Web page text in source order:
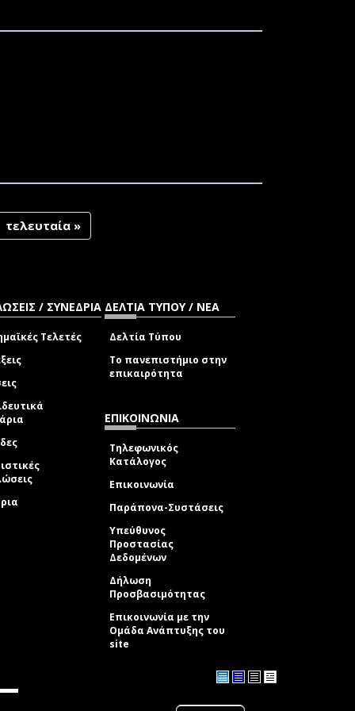
τελευταία »
/ ΣΥΝΕΔΡΙΑ
Τελετές
ΔΕΛΤΙΑ ΤΥΠΟΥ / ΝΕΑ
Δελτία Τύπου
Το πανεπιστήμιο στην
επικαιρότητα
ΕΠΙΚΟΙΝΩΝΙΑ
Τηλεφωνικός
Κατάλογος
Επικοινωνία
Παράπονα-Συστάσεις
Υπεύθυνος
Προστασίας
Δεδομένων
Δήλωση
Προσβασιμότητας
Επικοινωνία με την
Ομάδα Ανάπτυξης του
site